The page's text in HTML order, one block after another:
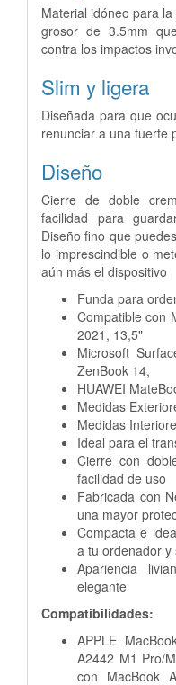
Material idóneo para
grosor de 3.5mm
contra los impactos
Slim y ligera
Diseñada para que
renunciar a una fuerte
Diseño
Cierre de doble
facilidad para
Diseño fino que
lo imprescindible o
aún más el dispositivo
Funda para
Compatible con
2021, 13,5"
Microsoft
ZenBook 14,
HUAWEI
Medidas
Medidas
Ideal para el
Cierre con
facilidad de uso
Fabricada con
una mayor
Compacta e
a tu ordenador y
Apariencia
elegante
Compatibilidades:
APPLE
A2442 M1 Pro/
con MacBook